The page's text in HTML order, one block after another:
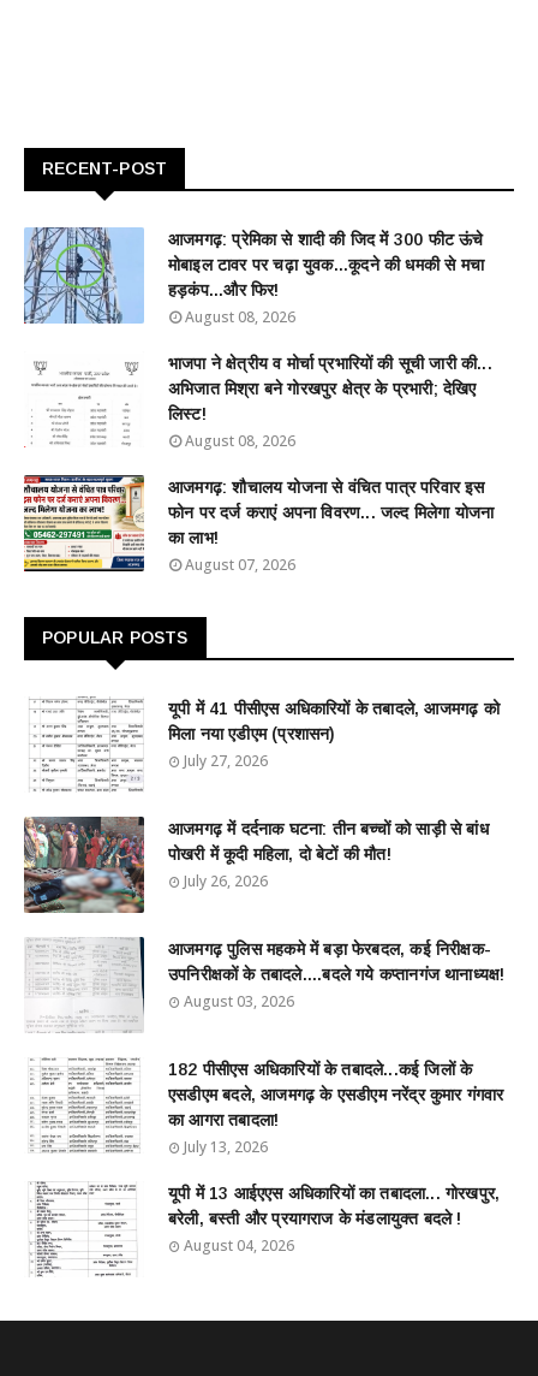
RECENT-POST
आजमगढ़: प्रेमिका से शादी की जिद में 300 फीट ऊंचे
मोबाइल टावर पर चढ़ा युवक...कूदने की धमकी से मचा
हड़कंप...और फिर!
August 08, 2026
भाजपा ने क्षेत्रीय व मोर्चा प्रभारियों की सूची जारी की...
अभिजात मिश्रा बने गोरखपुर क्षेत्र के प्रभारी; देखिए
लिस्ट!
August 08, 2026
आजमगढ़: शौचालय योजना से वंचित पात्र परिवार इस
फोन पर दर्ज कराएं अपना विवरण... जल्द मिलेगा योजना
का लाभ!
August 07, 2026
POPULAR POSTS
यूपी में 41 पीसीएस अधिकारियों के तबादले, आजमगढ़ को
मिला नया एडीएम (प्रशासन)
July 27, 2026
आजमगढ़ में दर्दनाक घटना: तीन बच्चों को साड़ी से बांध
पोखरी में कूदी महिला, दो बेटों की मौत!
July 26, 2026
आजमगढ़ पुलिस महकमे में बड़ा फेरबदल, कई निरीक्षक-
उपनिरीक्षकों के तबादले....बदले गये कप्तानगंज थानाध्यक्ष!
August 03, 2026
182 पीसीएस अधिकारियों के तबादले...कई जिलों के
एसडीएम बदले, आजमगढ़ के एसडीएम नरेंद्र कुमार गंगवार
का आगरा तबादला!
July 13, 2026
यूपी में 13 आईएएस अधिकारियों का तबादला... गोरखपुर,
बरेली, बस्ती और प्रयागराज के मंडलायुक्त बदले !
August 04, 2026